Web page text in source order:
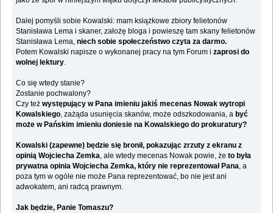
Dalej pomyśli sobie Kowalski: mam książkowe zbiory felietonów
Stanisława Lema i skaner, założę bloga i powieszę tam skany felietonów
Stanisława Lema,niech sobie społeczeństwo czyta za darmo.
Potem Kowalski napisze o wykonanej pracy na tym Forum izaprosi do
wolnej lektury.
Co się wtedy stanie?
Zostanie pochwalony?
Czy teżwystępujący w Pana imieniu jakiś mecenas Nowak wytropi
Kowalskiego, zażąda usunięcia skanów, może odszkodowania, a być
może w Pańskim imieniu doniesie na Kowalskiego do prokuratury?
Kowalski (zapewne) będzie się bronił, pokazując zrzuty z ekranu z
opinią Wojciecha Zemka, ale wtedy mecenas Nowak powie, żeto była
prywatna opinia Wojciecha Zemka, który nie reprezentował Pana, a
poza tym w ogóle nie może Pana reprezentować, bo nie jest ani
adwokatem, ani radcą prawnym.
Jak będzie, Panie Tomaszu?